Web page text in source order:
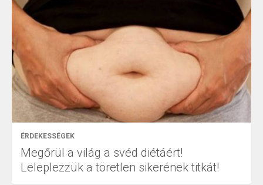
ÉRDEKESSÉGEK
Megőrül a világ a svéd diétáért!
Leleplezzük a töretlen sikerének titkát!